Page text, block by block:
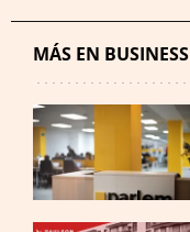
MÁS EN BUSINESS